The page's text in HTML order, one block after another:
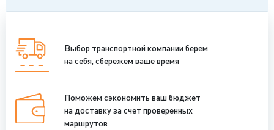
Выбор транспортной компании берем
на себя, сбережем ваше время
Поможем сэкономить ваш бюджет
на доставку за счет проверенных
маршрутов